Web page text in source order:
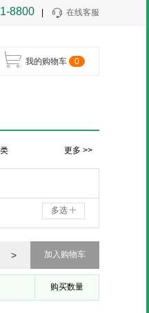
在线客服
8800
我的购物车 0
更多 >>
多选
加入购物车
>
购买数量